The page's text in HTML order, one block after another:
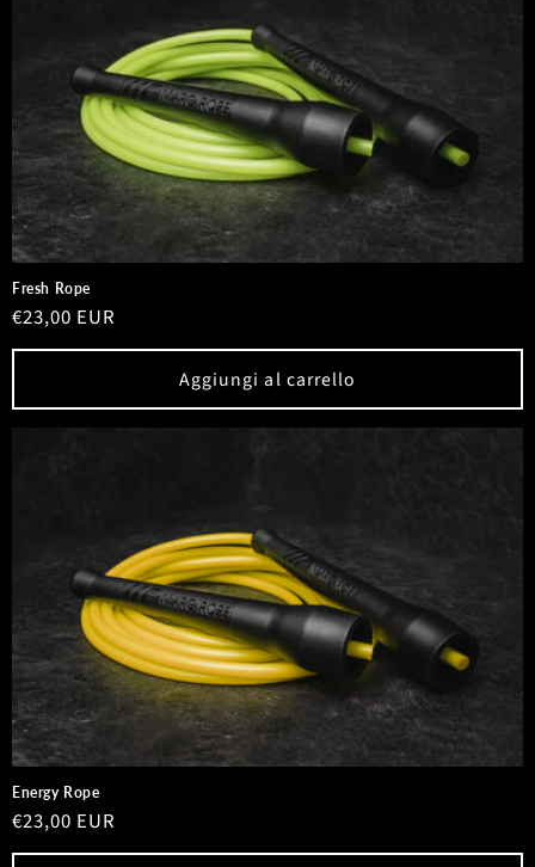
Fresh Rope
Prezzo
di
€23,00 EUR
Aggiungi al carrello
Energy Rope
Prezzo
di
€23,00 EUR